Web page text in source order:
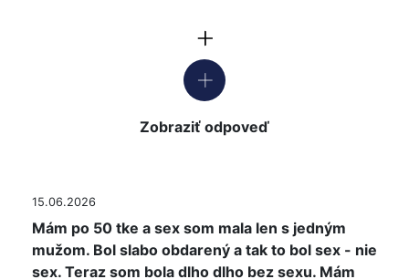
Zobraziť odpoveď
15.06.2026
Mám po 50 tke a sex som mala len s jedným
mužom. Bol slabo obdarený a tak to bol sex - nie
sex. Teraz som bola dlho dlho bez sexu. Mám